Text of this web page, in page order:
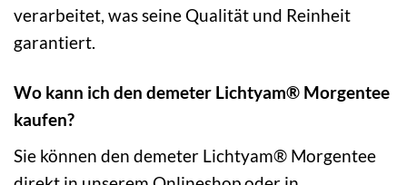
verarbeitet, was seine Qualität und Reinheit
garantiert.
Wo kann ich den demeter Lichtyam® Morgentee
kaufen?
Sie können den demeter Lichtyam® Morgentee